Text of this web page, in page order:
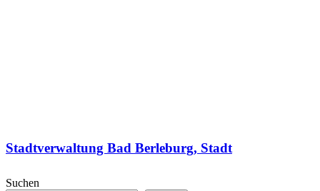
Stadtverwaltung Bad Berleburg, Stadt
Suchen